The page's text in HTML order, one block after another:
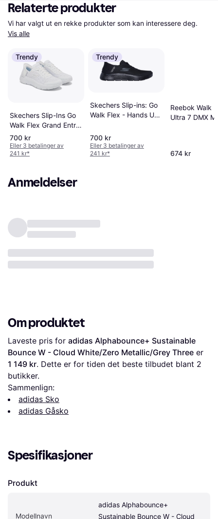
Relaterte produkter
Vis alle
Trendy
Skechers Slip-Ins Go
Walk Flex Grand Entry
- White
700 kr
Eller 3 betalinger av
241 kr*
Trendy
Skechers Slip-ins: Go
Walk Flex - Hands Up
700 kr
Eller 3 betalinger av
241 kr*
Reebok Walk
Ultra 7 DMX
Royal
674 kr
Anmeldelser
Om produktet
Laveste pris for adidas Alphabounce+ Sustainable
Bounce W - Cloud White/Zero Metallic/Grey Three
1 149 kr. Dette er for tiden det beste tilbudet blant 2
butikker.
Sammenlign:
adidas Sko
adidas Gåsko
Spesifikasjoner
Produkt
Modellnavn
adidas Alphabounce+
Sustainable Bounce W - Cloud